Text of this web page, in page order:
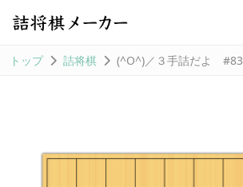
トップ 詰将棋 (^O^)／３手詰だよ #83